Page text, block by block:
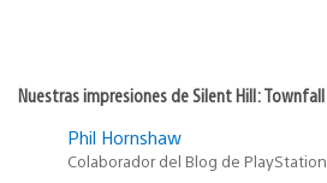
Nuestras impresiones de Silent Hill: Townfall
Phil Hornshaw
Colaborador del Blog de PlayStation